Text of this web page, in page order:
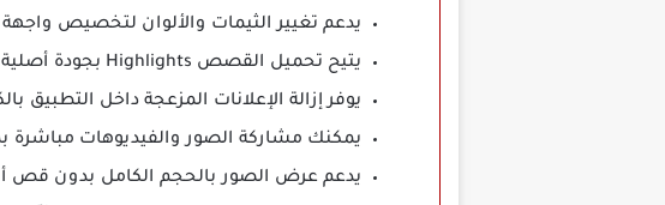
يدعم تغيير الثيمات والألوان لتخصيص واجهة
يتيح تحميل القصص Highlights بجودة أصلية بدون أي فقدان.
يوفر إزالة الإعلانات المزعجة داخل التطبيق
يمكنك مشاركة الصور والفيديوهات مباشرة
يدعم عرض الصور بالحجم الكامل بدون قص